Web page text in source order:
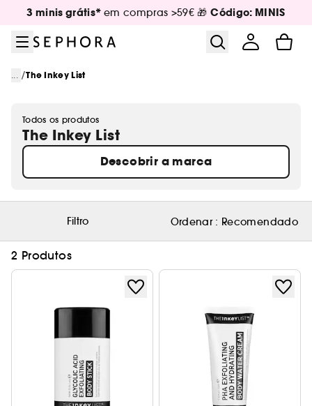
Ir para o menu
Ir para o conteúdo principal
Ir para o rodapé
3 minis grátis* em compras >59€ 🎁Código: MINIS
... /The Inkey List
Todos os produtos
The Inkey List
Descobrir a marca
Filtro Ordenar : Recomendado
2 Produtos